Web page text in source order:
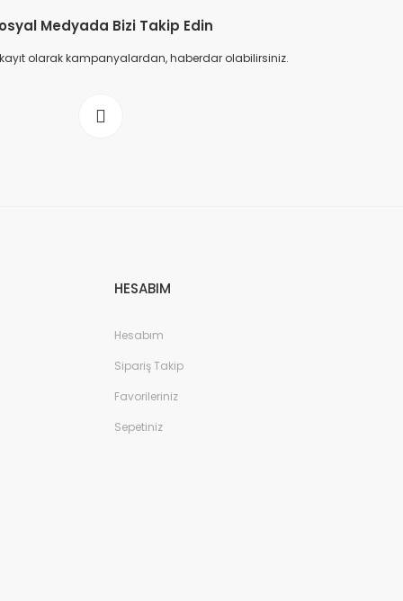
Medyada Bizi Takip Edin
olarak kampanyalardan, haberdar olabilirsiniz.
HESABIM
Hesabım
Sipariş Takip
Favorileriniz
Sepetiniz